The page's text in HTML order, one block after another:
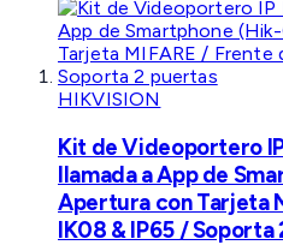
HIKVISION
Kit de Videoportero
llamada a App de
Apertura con Tarjeta
IK08 & IP65 / Soporta